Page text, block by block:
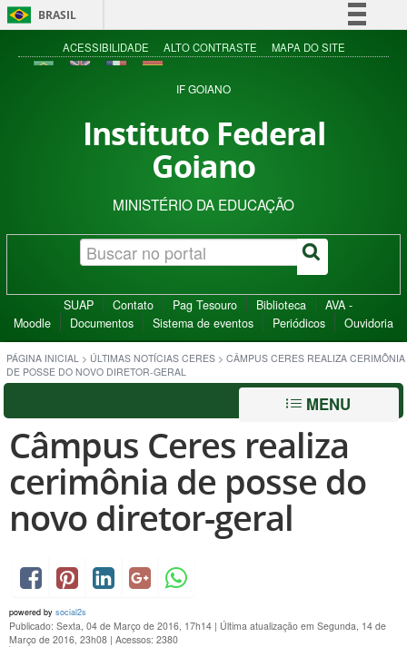
BRASIL
Simplifique!
Acesso à informação
ACESSIBILIDADE ALTO CONTRASTE MAPA DO SITE
IF GOIANO
Instituto Federal
Goiano
MINISTÉRIO DA EDUCAÇÃO
SUAP Contato Pag Tesouro Biblioteca
AVA -
Moodle
Documentos Sistema de eventos Periódicos Ouvidoria
PÁGINA INICIAL > ÚLTIMAS NOTÍCIAS CERES > CÂMPUS CERES REALIZA CERIMÔNIA
DE POSSE DO NOVO DIRETOR-GERAL
MENU
Câmpus Ceres realiza
cerimônia de posse do
novo diretor-geral
powered by social2s
Publicado: Sexta, 04 de Março de 2016, 17h14 | Última atualização em Segunda, 14 de
Março de 2016, 23h08 | Acessos: 2380